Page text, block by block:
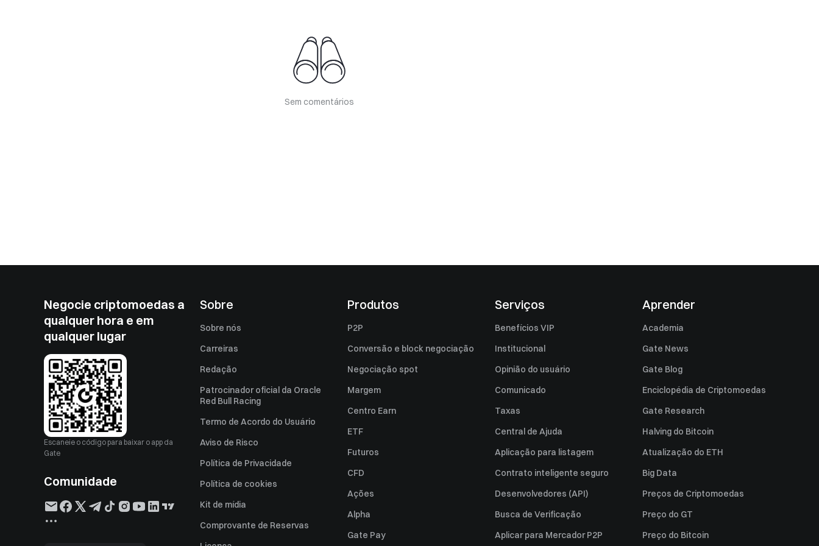
Sem comentários
Negocie criptomoedas a
qualquer hora e em
qualquer lugar
Escaneie o código para baixar o app da
Gate
Comunidade
Sobre
Sobre nós
Carreiras
Redação
Patrocinador oficial da Oracle
Red Bull Racing
Termo de Acordo do Usuário
Aviso de Risco
Política de Privacidade
Política de cookies
Kit de mídia
Comprovante de Reservas
Produtos
P2P
Conversão e block negociação
Negociação spot
Margem
Centro Earn
ETF
Futuros
CFD
Ações
Alpha
Gate Pay
Serviços
Benefícios VIP
Institucional
Opinião do usuário
Comunicado
Taxas
Central de Ajuda
Aplicação para listagem
Contrato inteligente seguro
Desenvolvedores (API)
Busca de Verificação
Aplicar para Mercador P2P
Aprender
Academia
Gate News
Gate Blog
Enciclopédia de Criptomoedas
Gate Research
Halving do Bitcoin
Atualização do ETH
Big Data
Preços de Criptomoedas
Preço do GT
Preço do Bitcoin